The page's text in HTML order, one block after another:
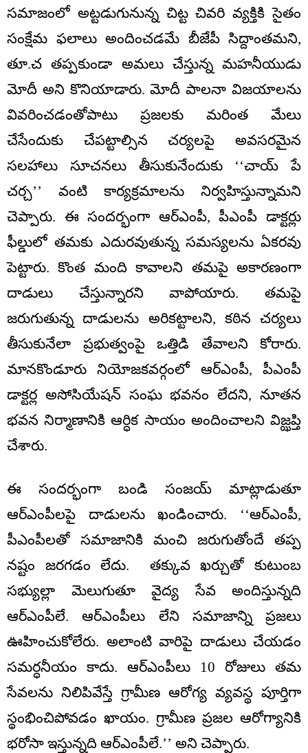
సమాజంలో అట్టడుగునున్న చిట్ట చివరి వ్యక్తికి సైతం
సంక్షేమ ఫలాలు అందించడమే బీజేపీ సిద్దాంతమని,
తూ.చ తప్పకుండా అమలు చేస్తున్న మహనీయుడు
మోదీ అని కొనియాడారు. మోదీ పాలనా విజయాలను
వివరించడంతోపాటు ప్రజలకు మరింత మేలు
చేసేందుకు చేపట్టాల్సిన చర్యలపై అవసరమైన
సలహాలు సూచనలు తీసుకునేందుకు ‘‘చాయ్ పే
చర్చ’’ వంటి కార్యక్రమాలను నిర్వహిస్తున్నామని
చెప్పారు. ఈ సందర్భంగా ఆర్ఎంపీ, పీఎంపీ డాక్టర్లు
ఫీల్డులో తమకు ఎదురవుతున్న సమస్యలను ఏకరవు
పెట్టారు. కొంత మంది కావాలని తమపై అకారణంగా
దాడులు చేస్తున్నారని వాపోయారు. తమపై
జరుగుతున్న దాడులను అరికట్టాలని, కఠిన చర్యలు
తీసుకునేలా ప్రభుత్వంపై ఒత్తిడి తేవాలని కోరారు.
మానకొండూరు నియోజకవర్గంలో ఆర్ఎంపీ, పీఎంపీ
డాక్టర్ల అసోసియేషన్ సంఘ భవనం లేదని, నూతన
భవన నిర్మాణానికి ఆర్ధిక సాయం అందించాలని విజ్ఝప్తి
చేశారు.
ఈ సందర్భంగా బండి సంజయ్ మాట్లాడుతూ
ఆర్ఎంపీలపై దాడులను ఖండించారు. ‘‘ఆర్ఎంపీ,
పీఎంపీలతో సమాజానికి మంచి జరుగుతోందే తప్ప
నష్టం జరగడం లేదు. తక్కువ ఖర్చుతో కుటుంబ
సభ్యుల్లా మెలుగుతూ వైద్య సేవ అందిస్తున్నది
ఆర్ఎంపీలే. ఆర్ఎంపీలు లేని సమాజాన్ని ప్రజలు
ఊహించుకోలేరు. అలాంటి వారిపై దాడులు చేయడం
సమర్ధనీయం కాదు. ఆర్ఎంపీలు 10 రోజులు తమ
సేవలను నిలిపివేస్తే గ్రామీణ ఆరోగ్య వ్యవస్థ పూర్తిగా
స్థంభించిపోవడం ఖాయం. గ్రామీణ ప్రజల ఆరోగ్యానికి
భరోసా ఇస్తున్నది ఆర్ఎంపీలే.’’ అని చెప్పారు.